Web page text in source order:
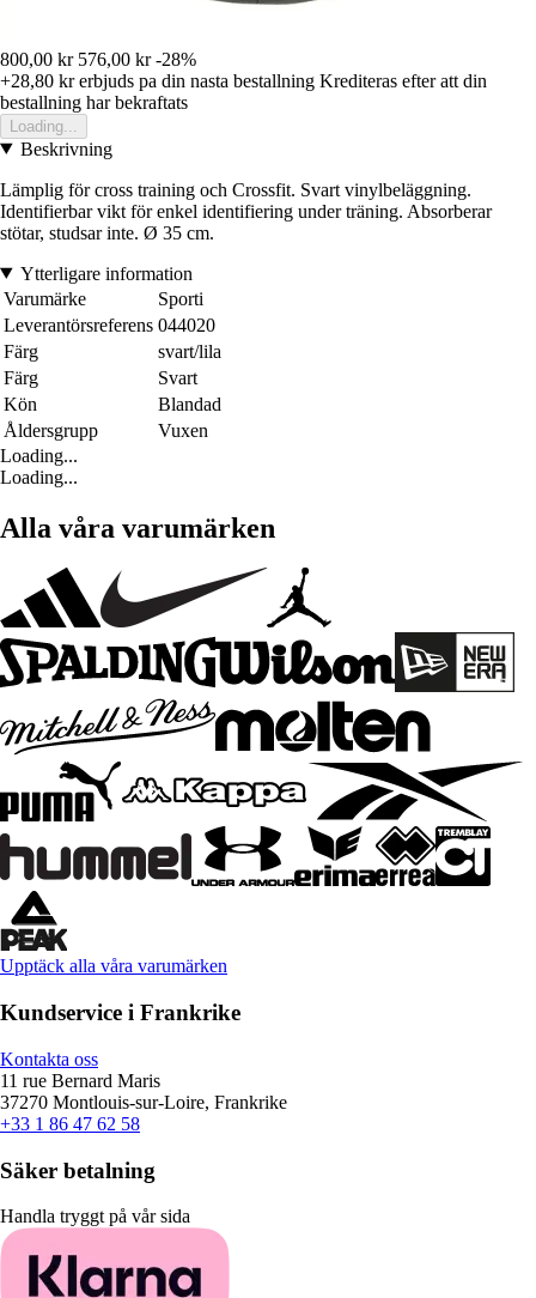
800,00 kr 576,00 kr -28%
+28,80 krerbjuds pa din nasta bestallning Krediteras efter att din
bestallning har bekraftats
Loading...
Beskrivning
Lämplig för cross training och Crossfit. Svart vinylbeläggning.
Identifierbar vikt för enkel identifiering under träning. Absorberar
stötar, studsar inte. Ø 35 cm.
Ytterligare information
Varumärke
Sporti
Leverantörsreferens 044020
Färg
svart/lila
Färg
Svart
Kön
Blandad
Åldersgrupp
Vuxen
Loading...
Loading...
Alla våra varumärken
Upptäck alla våra varumärken
Kundservice i Frankrike
Kontakta oss
11 rue Bernard Maris
37270 Montlouis-sur-Loire, Frankrike
+33 1 86 47 62 58
Säker betalning
Handla tryggt på vår sida